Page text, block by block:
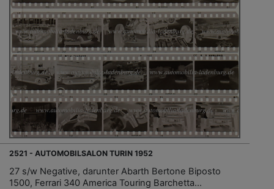
2521 - AUTOMOBILSALON TURIN 1952
27 s/w Negative, darunter Abarth Bertone Biposto
1500, Ferrari 340 America Touring Barchetta...